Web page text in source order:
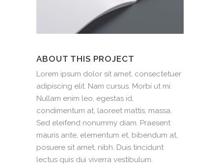
ABOUT THIS PROJECT
Lorem ipsum dolor sit amet, consectetuer
adipiscing elit. Nam cursus. Morbi ut mi.
Nullam enim leo, egestas id,
condimentum at, laoreet mattis, massa.
Sed eleifend nonummy diam. Praesent
mauris ante, elementum et, bibendum at,
posuere sit amet, nibh. Duis tincidunt
lectus quis dui viverra vestibulum.